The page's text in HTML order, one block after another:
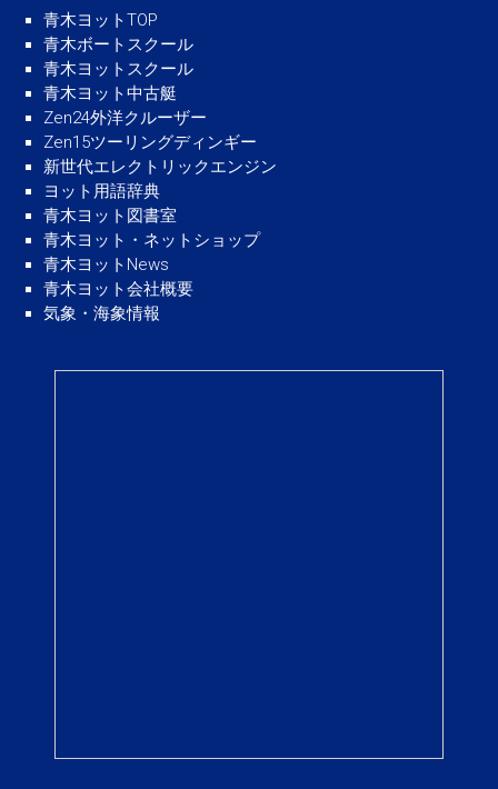
青木ヨットTOP
青木ボートスクール
青木ヨットスクール
青木ヨット中古艇
Zen24外洋クルーザー
Zen15ツーリングディンギー
新世代エレクトリックエンジン
ヨット用語辞典
青木ヨット図書室
青木ヨット・ネットショップ
青木ヨットNews
青木ヨット会社概要
気象・海象情報